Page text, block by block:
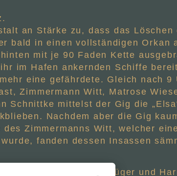
an Stärke zu, dass das Löschen
bald in einen vollständigen Orkan
mit je 90 Faden Kette
im Hafen ankernden Schiffe
eine gefährdete. Gleich nach 9
Zimmermann Witt, Matrose
Schnittke mittelst der Gig die
Nachdem aber die Gig
Zimmermanns Witt, welcher
fanden dessen Insassen
und die Matrosen Krüger und